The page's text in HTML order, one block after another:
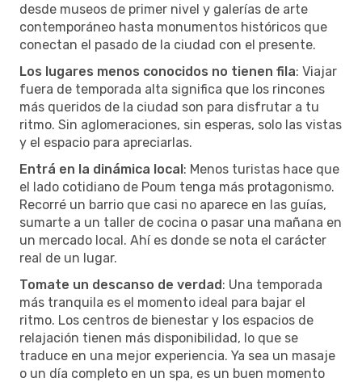
desde museos de primer nivel y galerías de arte
contemporáneo hasta monumentos históricos que
conectan el pasado de la ciudad con el presente.
Los lugares menos conocidos no tienen fila: Viajar
fuera de temporada alta significa que los rincones
más queridos de la ciudad son para disfrutar a tu
ritmo. Sin aglomeraciones, sin esperas, solo las vistas
y el espacio para apreciarlas.
Entrá en la dinámica local: Menos turistas hace que
el lado cotidiano de Poum tenga más protagonismo.
Recorré un barrio que casi no aparece en las guías,
sumarte a un taller de cocina o pasar una mañana en
un mercado local. Ahí es donde se nota el carácter
real de un lugar.
Tomate un descanso de verdad: Una temporada
más tranquila es el momento ideal para bajar el
ritmo. Los centros de bienestar y los espacios de
relajación tienen más disponibilidad, lo que se
traduce en una mejor experiencia. Ya sea un masaje
o un día completo en un spa, es un buen momento